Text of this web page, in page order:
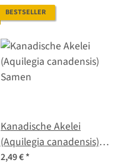
BESTSELLER
Kanadische Akelei
(Aquilegia canadensis)
Samen
2,49 €*